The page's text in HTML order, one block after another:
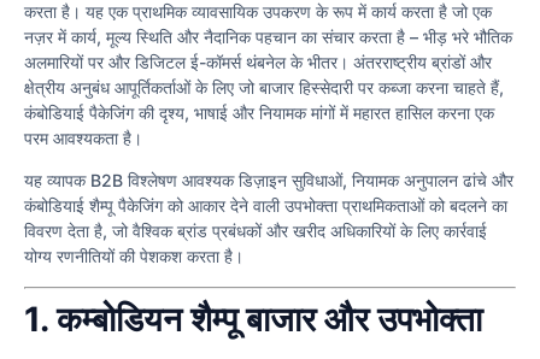
करता है। यह एक प्राथमिक व्यावसायिक उपकरण के रूप में कार्य करता है जो एक
नज़र में कार्य, मूल्य स्थिति और नैदानिक पहचान का संचार करता है – भीड़ भरे भौतिक
अलमारियों पर और डिजिटल ई-कॉमर्स थंबनेल के भीतर। अंतरराष्ट्रीय ब्रांडों और
क्षेत्रीय अनुबंध आपूर्तिकर्ताओं के लिए जो बाजार हिस्सेदारी पर कब्जा करना चाहते हैं,
कंबोडियाई पैकेजिंग की दृश्य, भाषाई और नियामक मांगों में महारत हासिल करना एक
परम आवश्यकता है।
यह व्यापक B2B विश्लेषण आवश्यक डिज़ाइन सुविधाओं, नियामक अनुपालन ढांचे और
कंबोडियाई शैम्पू पैकेजिंग को आकार देने वाली उपभोक्ता प्राथमिकताओं को बदलने का
विवरण देता है, जो वैश्विक ब्रांड प्रबंधकों और खरीद अधिकारियों के लिए कार्रवाई
योग्य रणनीतियों की पेशकश करता है।
1. कम्बोडियन शैम्पू बाजार और उपभोक्ता